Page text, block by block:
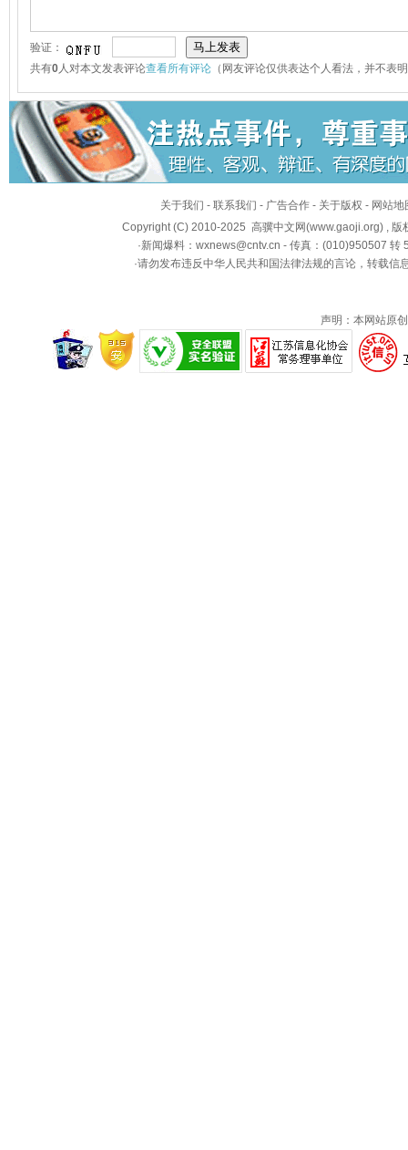
验证：
共有0人对本文发表评论查看所有评论 （网友评论仅供表达个人看法，并不表
关于我们 - 联系我们 - 广告合作- 关于版权 - 网站地
Copyright (C) 2010-2025 高骥中文网(www.gaoji.org) , 版
·新闻爆料：wxnews@cntv.cn - 传真：(010)950507
·请勿发布违反中华人民共和国法律法规的言论，转载
声明：本网站原